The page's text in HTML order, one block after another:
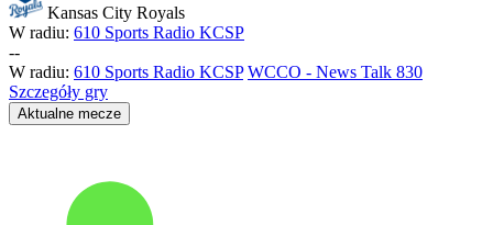
Kansas City Royals
W radiu: 610 Sports Radio KCSP
--
W radiu: 610 Sports Radio KCSP WCCO - News Talk 830
Szczegóły gry
Aktualne mecze